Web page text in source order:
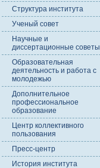
Структура института
Ученый совет
Научные и
диссертационные советы
Образовательная
деятельность и работа с
молодежью
Дополнительное
профессиональное
образование
Центр коллективного
пользования
Пресс-центр
История института